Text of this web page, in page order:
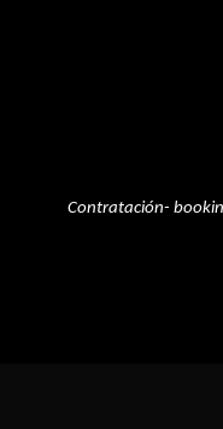
Contratación-